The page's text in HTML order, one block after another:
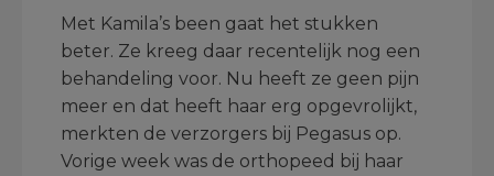
Met Kamila’s been gaat het stukken
beter. Ze kreeg daar recentelijk nog een
behandeling voor. Nu heeft ze geen pijn
meer en dat heeft haar erg opgevrolijkt,
merkten de verzorgers bij Pegasus op.
Vorige week was de orthopeed bij haar